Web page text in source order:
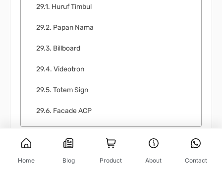
Huruf Timbul
Papan Nama
Billboard
Videotron
Totem Sign
Facade ACP
Home Blog Product About Contact